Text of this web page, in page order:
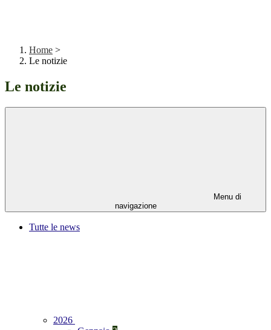
Home >
Le notizie
Le notizie
Menu di
navigazione
Tutte le news
2026